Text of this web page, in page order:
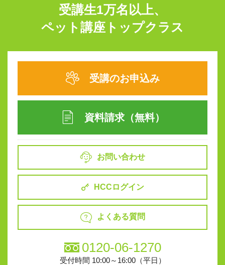
受講生1万名以上、
ペット講座トップクラス
受講のお申込み
資料請求（無料）
お問い合わせ
HCCログイン
よくある質問
0120-06-1270
受付時間 10:00～16:00（平日）